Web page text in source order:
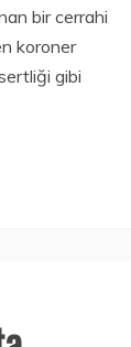
bir cerrahi
koroner
gibi